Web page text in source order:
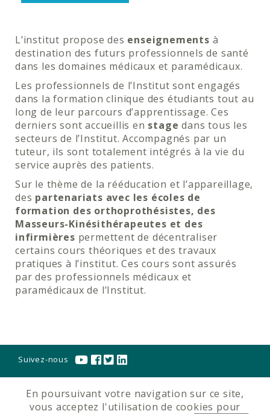
L’institut propose des enseignements à
destination des futurs professionnels de santé
dans les domaines médicaux et paramédicaux.
Les professionnels de l’Institut sont engagés
dans la formation clinique des étudiants tout au
long de leur parcours d’apprentissage. Ces
derniers sont accueillis en stagedans tous les
secteurs de l’Institut. Accompagnés par un
tuteur, ils sont totalement intégrés à la vie du
service auprès des patients.
Sur le thème de la rééducation et l’appareillage,
des partenariats avec les écoles de
formation des orthoprothésistes, des
Masseurs-Kinésithérapeutes et des
infirmières permettent de décentraliser
certains cours théoriques et des travaux
pratiques à l’institut. Ces cours sont assurés
par des professionnels médicaux et
paramédicaux de l’Institut.
En poursuivant votre navigation sur ce site,
vous acceptez l'utilisation de cookies pour
Suivez-nous
Contactez-nous | 01 45 10 80 80 | Nous trouver
Venir à l’institut